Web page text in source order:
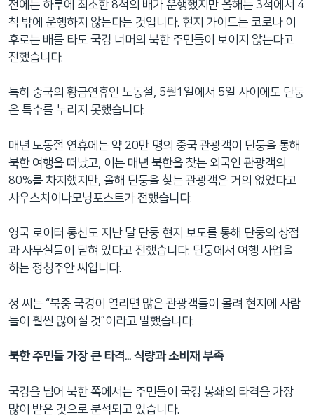
전에는 하루에 최소한 8척의 배가 운행했지만 올해는 3척에서 4
척 밖에 운행하지 않는다는 것입니다. 현지 가이드는 코로나 이
후로는 배를 타도 국경 너머의 북한 주민들이 보이지 않는다고
전했습니다.
특히 중국의 황금연휴인 노동절, 5월1일에서 5일 사이에도 단둥
은 특수를 누리지 못했습니다.
매년 노동절 연휴에는 약 20만 명의 중국 관광객이 단둥을 통해
북한 여행을 떠났고, 이는 매년 북한을 찾는 외국인 관광객의
80%를 차지했지만, 올해 단둥을 찾는 관광객은 거의 없었다고
사우스차이나모닝포스트가 전했습니다.
영국 로이터 통신도 지난 달 단둥 현지 보도를 통해 단둥의 상점
과 사무실들이 닫혀 있다고 전했습니다. 단둥에서 여행 사업을
하는 정칭주안 씨입니다.
정 씨는 “북중 국경이 열리면 많은 관광객들이 몰려 현지에 사람
들이 훨씬 많아질 것”이라고 말했습니다.
북한 주민들 가장 큰 타격... 식량과 소비재 부족
국경을 넘어 북한 쪽에서는 주민들이 국경 봉쇄의 타격을 가장
많이 받은 것으로 분석되고 있습니다.